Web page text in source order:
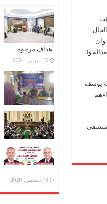
مصرعه فى الحال
بالقريه , وتصاعدت حده الاشتباكات الى مقتل اثنين اخرين من الاهالى واشعال النيران فى مقر حزب الحريه والعداله و3
يوسف
الاخيرة داخل مستشفى
أهداف مرجوة
15 فبراير، 2024
13 ديسمبر، 2020